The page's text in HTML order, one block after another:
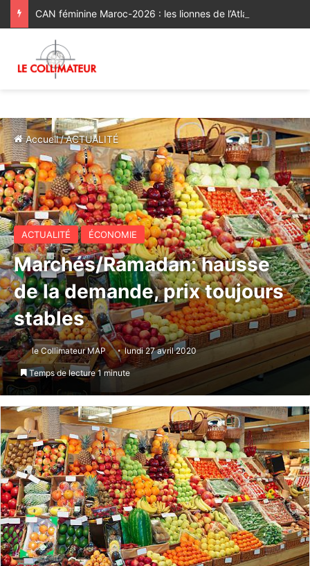
Accueil/ACTUALITÉ
ACTUALITÉ ÉCONOMIE
Marchés/Ramadan: hausse
de la demande, prix toujours
stables
le Collimateur MAP lundi 27 avril 2020
Temps de lecture 1 minute